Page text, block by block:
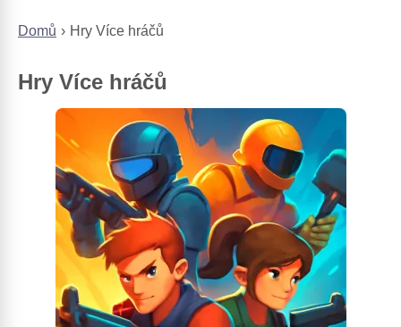
Domů Hry Více hráčů
Hry Více hráčů